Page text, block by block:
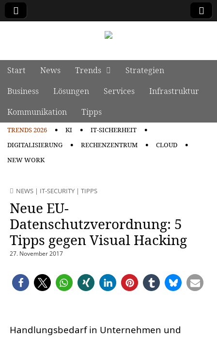
Main menu
Skip to content
Start News Trends
Strategien
Business
Lösungen Services
Infrastruktur
Kommunikation
Tipps
TRENDS 2026 KI
IT-SICHERHEIT
DIGITALISIERUNG
RECHENZENTRUM
CLOUD
NEW WORK
NEWS | IT-SECURITY | TIPPS
Neue EU-
Datenschutzverordnung: 5
Tipps gegen Visual Hacking
27. November 2017
Handlungsbedarf in Unternehmen und